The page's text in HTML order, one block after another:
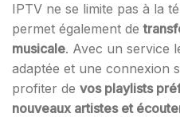
IPTV ne se limite pas à la
permet également de
musicale. Avec un service
adaptée et une connexion
profiter de vos playlists
nouveaux artistes et